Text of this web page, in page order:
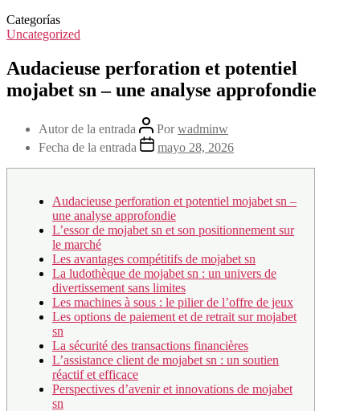
Categorías
Uncategorized
Audacieuse perforation et potentiel
mojabet sn – une analyse approfondie
Autor de la entrada Porwadminw
Fecha de la entrada
mayo 28, 2026
Audacieuse perforation et potentiel mojabet sn –
une analyse approfondie
L’essor de mojabet sn et son positionnement sur
le marché
Les avantages compétitifs de mojabet sn
La ludothèque de mojabet sn : un univers de
divertissement sans limites
Les machines à sous : le pilier de l’offre de jeux
Les options de paiement et de retrait sur mojabet
sn
La sécurité des transactions financières
L’assistance client de mojabet sn : un soutien
réactif et efficace
Perspectives d’avenir et innovations de mojabet
sn